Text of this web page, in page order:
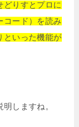
どりすとプロに
コード）を読み
と いった機能が
しますね。